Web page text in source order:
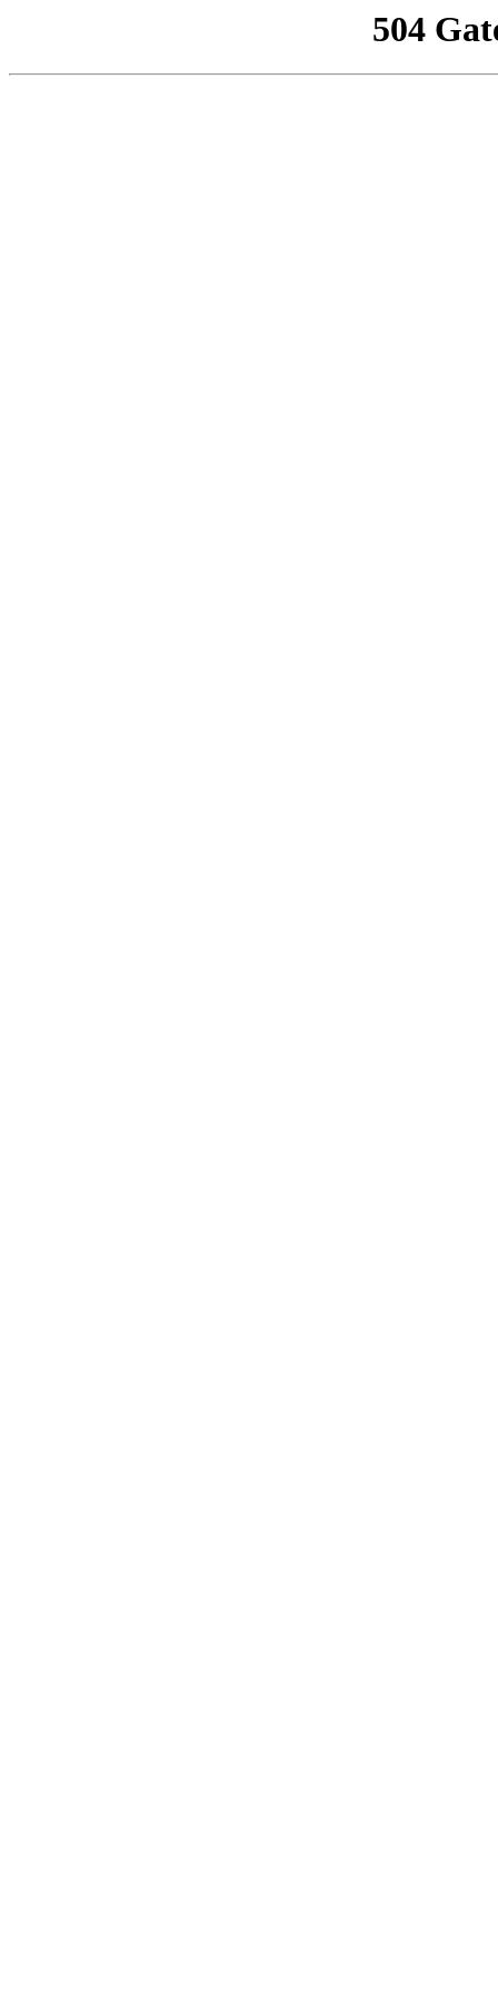
504